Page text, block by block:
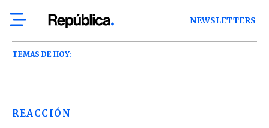
NEWSLETTERS
TEMAS DE HOY:
REACCIÓN